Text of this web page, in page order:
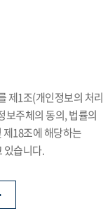
제1조(개인정보의 처리
보주체의 동의, 법률의
18조에 해당하는
있습니다.